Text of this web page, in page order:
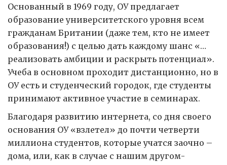
Основанный в 1969 году, ОУ предлагает
образование университетского уровня всем
гражданам Британии (даже тем, кто не имеет
образования!) с целью дать каждому шанс «…
реализовать амбиции и раскрыть потенциал».
Учеба в основном проходит дистанционно, но в
ОУ есть и студенческий городок, где студенты
принимают активное участие в семинарах.
Благодаря развитию интернета, со дня своего
основания ОУ «взлетел» до почти четверти
миллиона студентов, которые учатся заочно –
дома, или, как в случае с нашим другом-